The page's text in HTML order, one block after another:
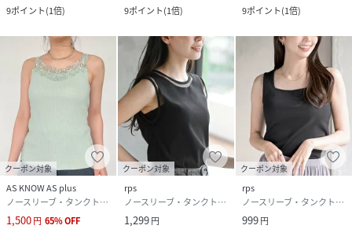
9ポイント(1倍)
9ポイント(1倍)
9ポイント(1倍)
クーポン対象
AS KNOW AS plus
ノースリーブ・タンクトップ
1,500円 65%OFF
クーポン対象
rps
ノースリーブ・タンクトップ
1,299円
クーポン対象
rps
ノースリーブ・タンクトップ
999円